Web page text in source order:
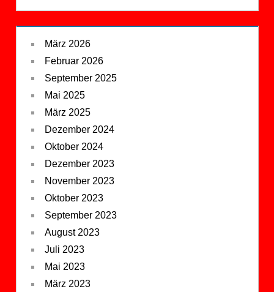
März 2026
Februar 2026
September 2025
Mai 2025
März 2025
Dezember 2024
Oktober 2024
Dezember 2023
November 2023
Oktober 2023
September 2023
August 2023
Juli 2023
Mai 2023
März 2023